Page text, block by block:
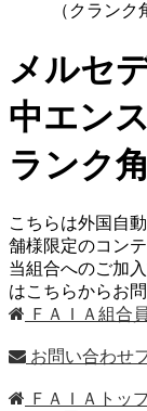
（クランク
メルセ
中エン
ランク
こちらは外国自
舗様限定のコン
当組合へのご加
はこちらから
ＦＡＩＡ組合
お問い合わせ
ＦＡＩＡトッ